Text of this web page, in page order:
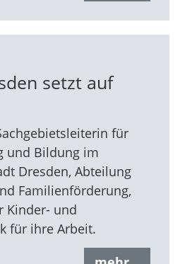
setzt auf
für
und Bildung im
Dresden, Abteilung
Familienförderung,
Kinder- und
für ihre Arbeit.